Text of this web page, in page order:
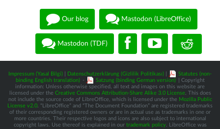
Our blog Mastodon (LibreOffice)
Mastodon (TDF)
Impressum (Yasal Bilgi) Datenschutzerklärung (Gizlilik Politikası)
Statutes (non-
binding English translation) - Satzung (binding German version)
| Copyright
information: Unless otherwise specified, all text and images on this website are
licensed under the Creative Commons Attribution-Share Alike 3.0 License. This does
not include the source code of LibreOffice, which is licensed under the Mozilla Public
License v2.0 . “LibreOffice” and “The Document Foundation” are registered trademarks
of their corresponding registered owners or are in actual use as trademarks in one or
more countries. Their respective logos and icons are also subject to international
copyright laws. Use thereof is explained in our trademark policy. LibreOffice was